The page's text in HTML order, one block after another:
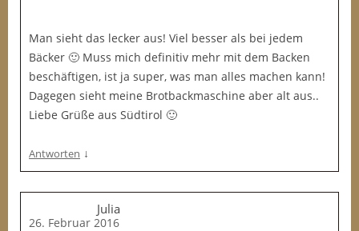
Man sieht das lecker aus! Viel besser als bei jedem
Bäcker 🙂 Muss mich definitiv mehr mit dem Backen
beschäftigen, ist ja super, was man alles machen kann!
Dagegen sieht meine Brotbackmaschine aber alt aus..
Liebe Grüße aus Südtirol 🙂
Antworten ↓
Julia
26. Februar 2016